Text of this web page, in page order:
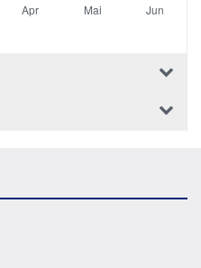
Apr Mai
Jun